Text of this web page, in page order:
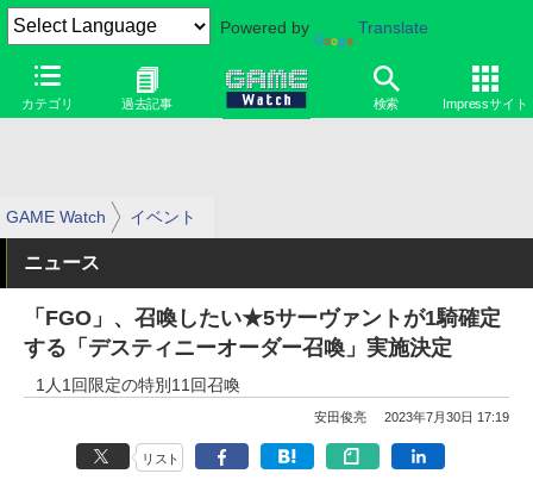
Powered by Translate
カテゴリ 過去記事 検索 Impressサイト
GAME Watch イベント
ニュース
「FGO」、召喚したい★5サーヴァントが1騎確定
する「デスティニーオーダー召喚」実施決定
1人1回限定の特別11回召喚
安田俊亮 2023年7月30日 17:19
リスト